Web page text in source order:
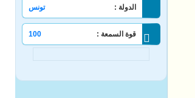
الدولة : تونس
قوة السمعة : 100